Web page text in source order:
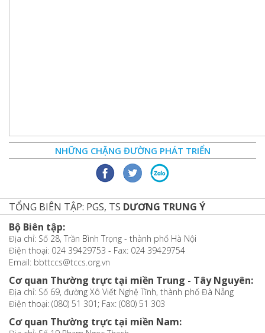
NHỮNG CHẶNG ĐƯỜNG PHÁT TRIỂN
TỔNG BIÊN TẬP: PGS, TS DƯƠNG TRUNG Ý
Bộ Biên tập:
Địa chỉ: Số 28, Trần Bình Trọng - thành phố Hà Nội
Điện thoại: 024 39429753 - Fax: 024 39429754
Email: bbttccs@tccs.org.vn
Cơ quan Thường trực tại miền Trung - Tây Nguyên:
Địa chỉ: Số 69, đường Xô Viết Nghệ Tĩnh, thành phố Đà Nẵng
Điện thoại: (080) 51 301; Fax: (080) 51 303
Cơ quan Thường trực tại miền Nam: